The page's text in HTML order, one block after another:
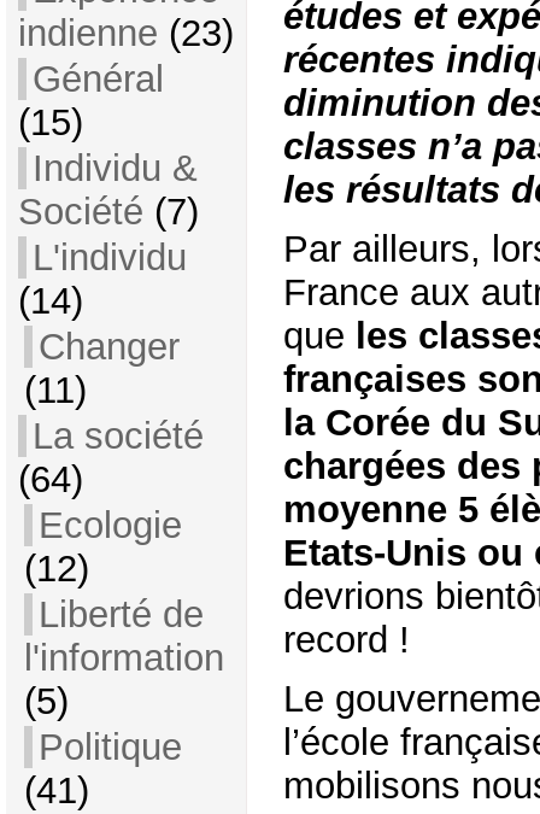
indienne (23)
Général
(15)
Individu &
Société (7)
L'individu
(14)
Changer
(11)
La société
(64)
Ecologie
(12)
Liberté de
l'information
(5)
Politique
(41)
études et
récentes
diminution
classes n’a
les résultats
Par ailleurs,
France aux
que les
françaises
la Corée du
chargées des
moyenne 5
Etats-Unis ou
devrions
record !
Le
l’école
mobilisons